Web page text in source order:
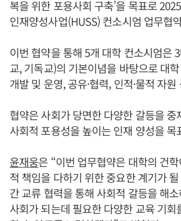
복을 위한 포용사회 구축’을 목표로
인재양성사업(HUSS) 컨소시엄 업무협
이번 협약을 통해 5개 대학 컨소시엄은
교, 기독교)의 기본이념을 바탕으로 대
개발 및 운영, 공유·협력, 인적·물적 자
협약은 사회가 당면한 다양한 갈등을
사회적 포용성을 높이는 인재 양성을 목
윤재웅은 “이번 업무협약은 대학의 건
적 책임을 다하기 위한 중요한 계기가
간 교류 협력을 통해 사회적 갈등을 해
사회가 되는데 필요한 다양한 교육 기